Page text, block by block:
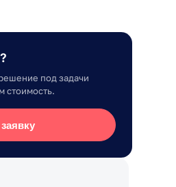
под задачи
стоимость.